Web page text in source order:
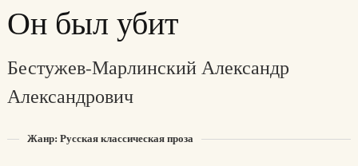
Он был убит
Бестужев-Марлинский Александр
Александрович
Жанр: Русская классическая проза